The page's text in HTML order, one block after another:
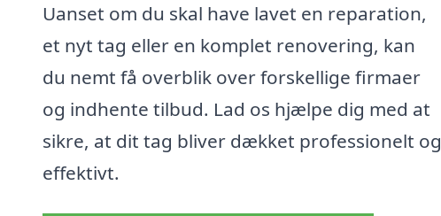
Uanset om du skal have lavet en reparation,
et nyt tag eller en komplet renovering, kan
du nemt få overblik over forskellige firmaer
og indhente tilbud. Lad os hjælpe dig med at
sikre, at dit tag bliver dækket professionelt og
effektivt.